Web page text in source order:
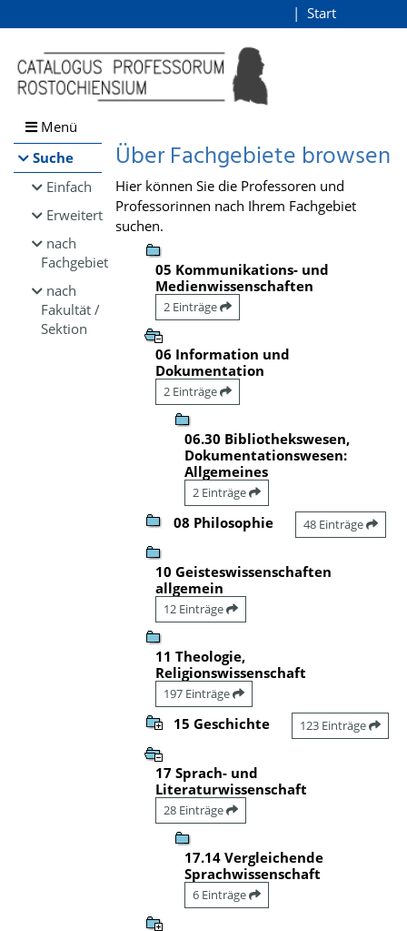
Browsen
direkt zum Inhalt
Start
Menü
Suche
Einfach
Erweitert
nach
Fachgebiet
nach
Fakultät /
Sektion
Über Fachgebiete browsen
Hier können Sie die Professoren und
Professorinnen nach Ihrem Fachgebiet
suchen.
05 Kommunikations- und
Medienwissenschaften
2 Einträge
06 Information und
Dokumentation
2 Einträge
06.30 Bibliothekswesen,
Dokumentationswesen:
Allgemeines
2 Einträge
08 Philosophie 48 Einträge
10 Geisteswissenschaften
allgemein
12 Einträge
11 Theologie,
Religionswissenschaft
197 Einträge
15 Geschichte 123 Einträge
17 Sprach- und
Literaturwissenschaft
28 Einträge
17.14 Vergleichende
Sprachwissenschaft
6 Einträge